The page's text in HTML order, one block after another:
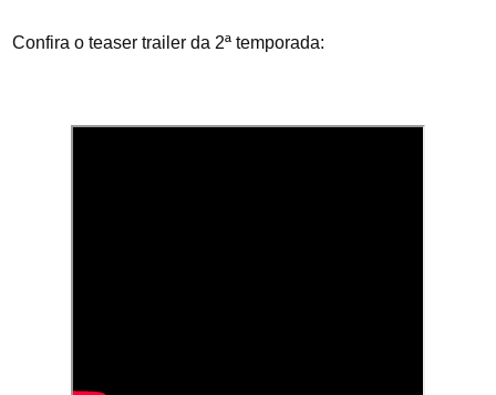
Confira o teaser trailer da 2ª temporada: